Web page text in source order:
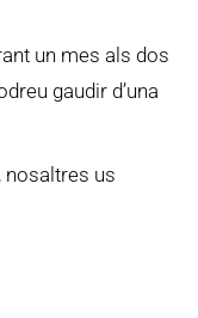
un mes als dos
gaudir d’una
nosaltres us